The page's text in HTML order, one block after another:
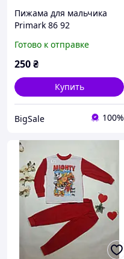
Пижама для мальчика
Primark 86 92
Готово к отправке
250₴
Купить
BigSale 100%